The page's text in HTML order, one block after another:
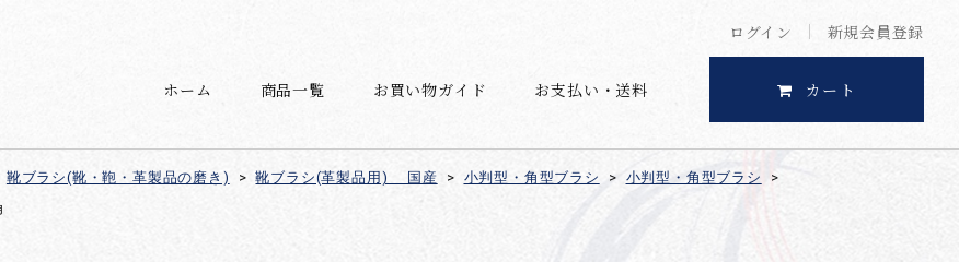
ログイン 新規会員登録
ホーム 商品一覧 お買い物ガイド お支払い・送料 カート
靴ブラシ(靴・鞄・革製品の磨き) > 靴ブラシ(革製品用) 国産 > 小判型・角型ブラシ > 小判型・角型ブラシ
>